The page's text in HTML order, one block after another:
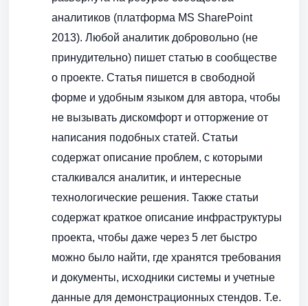
аналитиков (платформа MS SharePoint
2013). Любой аналитик добровольно (не
принудительно) пишет статью в сообществе
о проекте. Статья пишется в свободной
форме и удобным языком для автора, чтобы
не вызывать дискомфорт и отторжение от
написания подобных статей. Статьи
содержат описание проблем, с которыми
сталкивался аналитик, и интересные
технологические решения. Также статьи
содержат краткое описание инфраструктуры
проекта, чтобы даже через 5 лет быстро
можно было найти, где хранятся требования
и документы, исходники системы и учетные
данные для демонстрационных стендов. Т.е.